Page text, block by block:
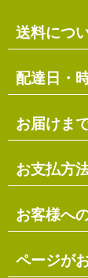
送料につ
単品のみ
各商品に
複数商品
ます。
送料には
※ショッ
されない
※商品の
別途必要
※上記の
配達日・
配達日・
お届け先
用くださ
お届けま
在庫があ
ご注文確
離島の場
す。
品発送予
お支払方
代金引換
商品配送
銀行振込
お客様へ
受注・確認
ページが